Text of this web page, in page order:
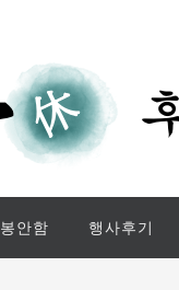
봉안함 행사후기